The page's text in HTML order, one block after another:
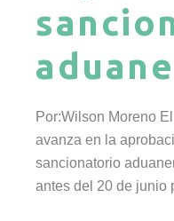
Por:Wilson Moreno
avanza en la
sancionatorio
antes del 20 de junio